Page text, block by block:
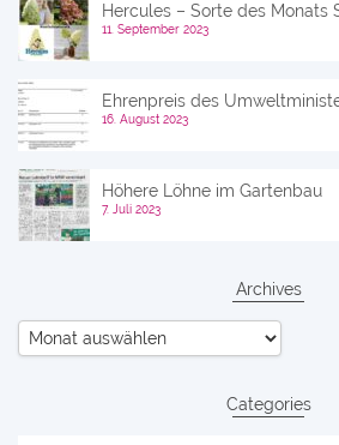
Hercules – Sorte des Monats
11. September 2023
Ehrenpreis des
16. August 2023
Höhere Löhne im Gartenbau
7. Juli 2023
Archives
Archives
Categories